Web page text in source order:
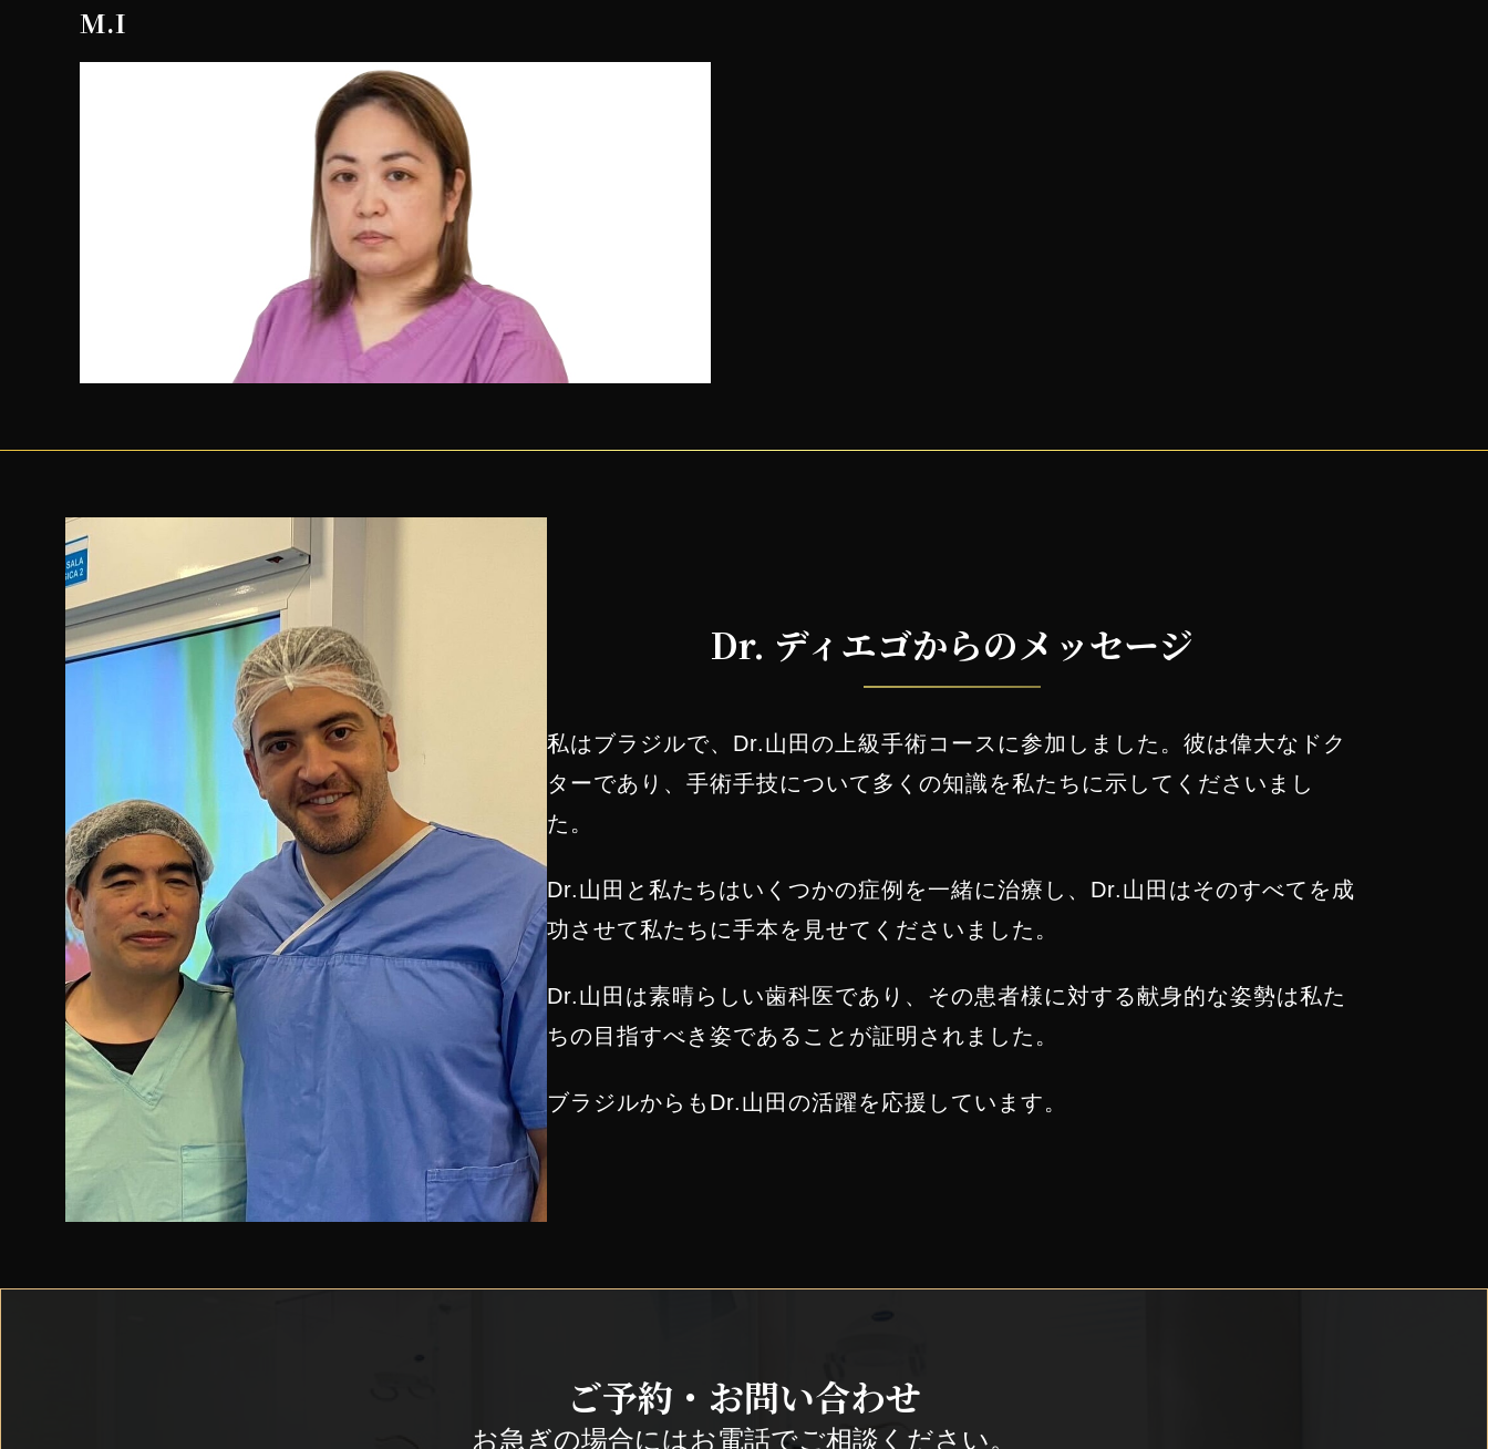
M.I
Dr. ディエゴからのメッセージ
私はブラジルで、Dr.山田の上級手術コースに参加しました。彼は偉大なドク
ターであり、手術手技について多くの知識を私たちに示してくださいまし
た。
Dr.山田と私たちはいくつかの症例を一緒に治療し、Dr.山田はそのすべてを成
功させて私たちに手本を見せてくださいました。
Dr.山田は素晴らしい歯科医であり、その患者様に対する献身的な姿勢は私た
ちの目指すべき姿であることが証明されました。
ブラジルからもDr.山田の活躍を応援しています。
ご予約・お問い合わせ
お急ぎの場合にはお電話でご相談ください。